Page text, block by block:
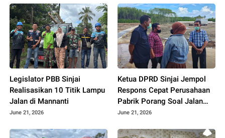
Legislator PBB Sinjai
Realisasikan 10 Titik Lampu
Jalan di Mannanti
June 21, 2026
Ketua DPRD Sinjai Jempol
Respons Cepat Perusahaan
Pabrik Porang Soal Jalan
Rusak
June 21, 2026